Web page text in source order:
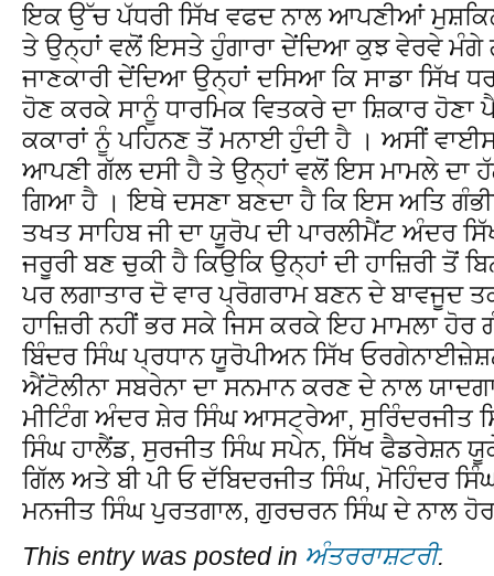
ਇਕ ਉੱਚ ਪੱਧਰੀ ਸਿੱਖ ਵਫਦ ਨਾਲ ਆਪਣੀਆਂ
ਤੇ ਉਨ੍ਹਾਂ ਵਲੋਂ ਇਸਤੇ ਹੁੰਗਾਰਾ ਦੇਂਦਿਆ ਕੁਝ ਵੇਰਵੇ
ਜਾਣਕਾਰੀ ਦੇਂਦਿਆ ਉਨ੍ਹਾਂ ਦਸਿਆ ਕਿ ਸਾਡਾ ਸਿੱਖ
ਹੋਣ ਕਰਕੇ ਸਾਨੂੰ ਧਾਰਮਿਕ ਵਿਤਕਰੇ ਦਾ ਸ਼ਿਕਾਰ ਹੋਣਾ
ਕਕਾਰਾਂ ਨੂੰ ਪਹਿਨਣ ਤੋਂ ਮਨਾਈ ਹੁੰਦੀ ਹੈ । ਅਸੀਂ
ਆਪਣੀ ਗੱਲ ਦਸੀ ਹੈ ਤੇ ਉਨ੍ਹਾਂ ਵਲੋਂ ਇਸ ਮਾਮਲੇ ਦਾ
ਗਿਆ ਹੈ । ਇਥੇ ਦਸਣਾ ਬਣਦਾ ਹੈ ਕਿ ਇਸ ਅਤਿ
ਤਖਤ ਸਾਹਿਬ ਜੀ ਦਾ ਯੂਰੋਪ ਦੀ ਪਾਰਲੀਮੈਂਟ ਅੰਦਰ
ਜਰੂਰੀ ਬਣ ਚੁਕੀ ਹੈ ਕਿਉਕਿ ਉਨ੍ਹਾਂ ਦੀ ਹਾਜ਼ਿਰੀ ਤੋਂ
ਪਰ ਲਗਾਤਾਰ ਦੋ ਵਾਰ ਪ੍ਰੋਗਰਾਮ ਬਣਨ ਦੇ ਬਾਵਜੂਦ
ਹਾਜ਼ਿਰੀ ਨਹੀਂ ਭਰ ਸਕੇ ਜਿਸ ਕਰਕੇ ਇਹ ਮਾਮਲਾ
ਬਿੰਦਰ ਸਿੰਘ ਪ੍ਰਧਾਨ ਯੂਰੋਪੀਅਨ ਸਿੱਖ
ਐਂਟੋਲੀਨਾ ਸਬਰੇਨਾ ਦਾ ਸਨਮਾਨ ਕਰਣ ਦੇ ਨਾਲ
ਮੀਟਿੰਗ ਅੰਦਰ ਸ਼ੇਰ ਸਿੰਘ ਆਸਟ੍ਰੇਆ, ਸੁਰਿੰਦਰਜੀਤ
ਸਿੰਘ ਹਾਲੈਂਡ, ਸੁਰਜੀਤ ਸਿੰਘ ਸਪੇਨ, ਸਿੱਖ ਫੈਡਰੇਸ਼ਨ
ਗਿੱਲ ਅਤੇ ਬੀ ਪੀ ਓ ਦੱਬਿਦਰਜੀਤ ਸਿੰਘ, ਮੋਹਿੰਦਰ
ਮਨਜੀਤ ਸਿੰਘ ਪੁਰਤਗਾਲ, ਗੁਰਚਰਨ ਸਿੰਘ ਦੇ ਨਾਲ
This entry was posted in ਅੰਤਰਰਾਸ਼ਟਰੀ.